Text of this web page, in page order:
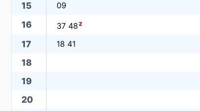
15
09
16 37 48z
17 18 41
18
19
20